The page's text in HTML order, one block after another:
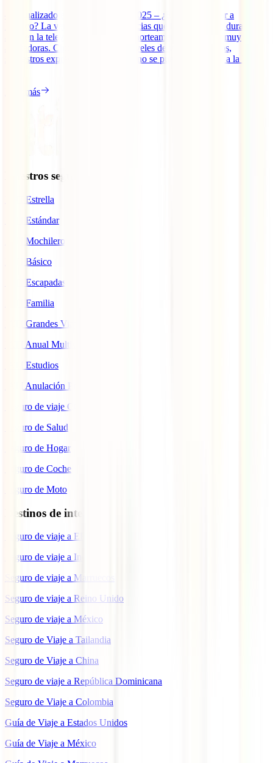
– Actualizado el 22 de agosto de 2025 – ¿Es seguro viajar a
México? La verdad es que las noticias que han aparecido durante
años en la televisión sobre el país norteamericano no son muy
alentadoras. Ciudades con altos niveles de violencia, timos,
secuestros exprés… Sin embargo, no se puede ser tajante a la hora
Leer más
Nuestros seguros
IATI Estrella
IATI Estándar
IATI Mochilero
IATI Básico
IATI Escapadas
IATI Familia
IATI Grandes Viajeros
IATI Anual Multiviaje
IATI Estudios
IATI Anulación Premium
Seguro de viaje COVID
Seguro de Salud
Seguro de Hogar
Seguro de Coche
Seguro de Moto
Destinos de interés
Seguro de viaje a EEUU
Seguro de viaje a Indonesia
Seguro de viaje a Marruecos
Seguro de viaje a Reino Unido
Seguro de viaje a México
Seguro de Viaje a Tailandia
Seguro de Viaje a China
Seguro de viaje a República Dominicana
Seguro de Viaje a Colombia
Guía de Viaje a Estados Unidos
Guía de Viaje a México